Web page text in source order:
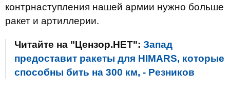
контрнаступления нашей армии нужно больше
ракет и артиллерии.
Читайте на "Цензор.НЕТ": Запад
предоставит ракеты для HIMARS, которые
способны бить на 300 км, - Резников